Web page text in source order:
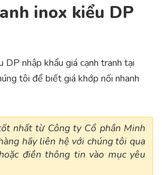
inox kiểu DP
DP nhập khẩu giá cạnh tranh tại
tôi để biết giá khớp nối nhanh
nhất từ Công ty Cổ phần Minh
hãy liên hệ với chúng tôi qua
điền thông tin vào mục yêu